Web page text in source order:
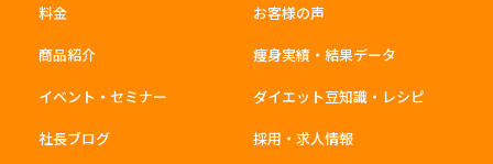
料金
お客様の声
商品紹介
痩身実績・結果データ
イベント・セミナー
ダイエット豆知識・レシピ
社長ブログ
採用・求人情報